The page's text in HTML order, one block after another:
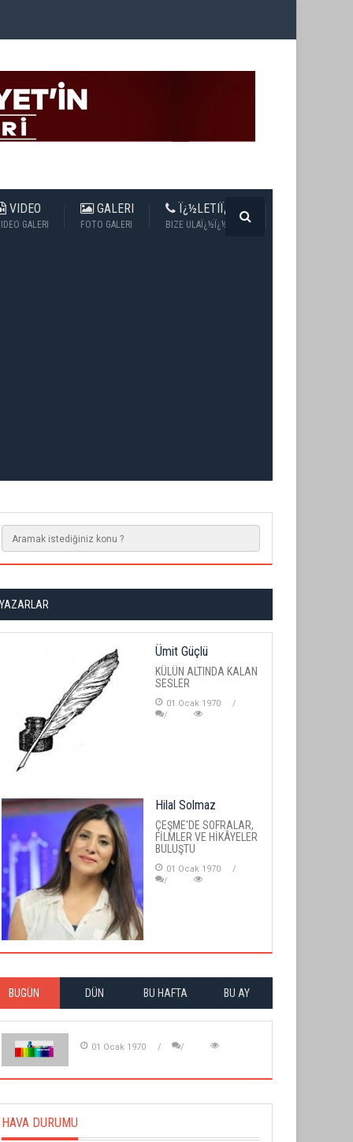
VIDEO
GALERI
GALERI
FOTO GALERI
Ï¿½LETIÏ¿½IM
BIZE ULAÏ¿½Ï¿½N
YAZARLAR
Ümit Güçlü
KÜLÜN ALTINDA KALAN
SESLER
01 Ocak 1970
Hilal Solmaz
ÇEŞME'DE SOFRALAR,
FİLMLER VE HİKÂYELER
BULUŞTU
01 Ocak 1970
BUGÜN DÜN BU HAFTA BU AY
01 Ocak 1970
HAVA DURUMU